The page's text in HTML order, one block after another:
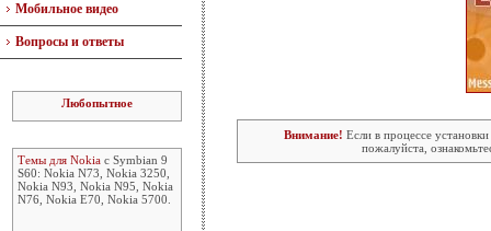
Мобильное видео
Вопросы и ответы
Любопытное
Темы для Nokia с Symbian 9
S60: Nokia N73, Nokia 3250,
Nokia N93, Nokia N95, Nokia
N76, Nokia E70, Nokia 5700.
Внимание! Если в процессе
пожалуйста,